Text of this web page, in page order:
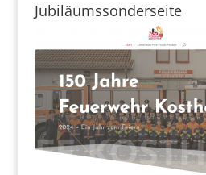
Jubiläumssonderseite